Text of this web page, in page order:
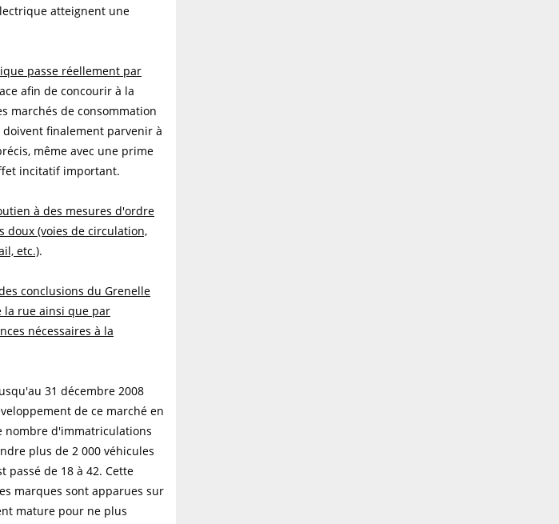
atteignent une
passe réellement par
afin de concourir à la
marchés de consommation
finalement parvenir à
même avec une prime
incitatif important.
à des mesures d'ordre
doux (voies de circulation,
etc.).
conclusions du Grenelle
la rue ainsi que par
nécessaires à la
31 décembre 2008
de ce marché en
nombre d'immatriculations
plus de 2 000 véhicules
passé de 18 à 42. Cette
marques sont apparues sur
mature pour ne plus